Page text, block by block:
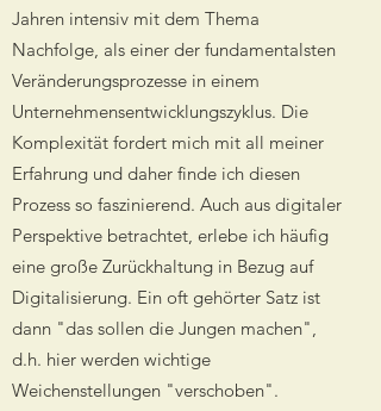
Jahren intensiv mit dem Thema
Nachfolge, als einer der fundamentalsten
Veränderungsprozesse in einem
Unternehmensentwicklungszyklus. Die
Komplexität fordert mich mit all meiner
Erfahrung und daher finde ich diesen
Prozess so faszinierend. Auch aus digitaler
Perspektive betrachtet, erlebe ich häufig
eine große Zurückhaltung in Bezug auf
Digitalisierung. Ein oft gehörter Satz ist
dann "das sollen die Jungen machen",
d.h. hier werden wichtige
Weichenstellungen "verschoben".